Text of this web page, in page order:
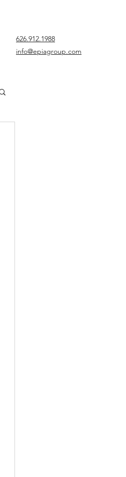
626.912.1988
info@epiagroup.com